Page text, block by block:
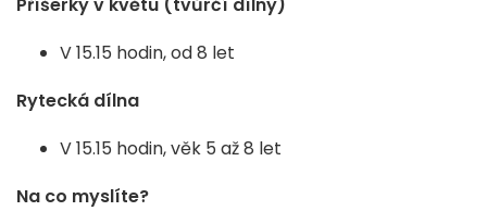
Příšerky v květu (tvůrčí dílny)
V 15.15 hodin, od 8 let
Rytecká dílna
V 15.15 hodin, věk 5 až 8 let
Na co myslíte?